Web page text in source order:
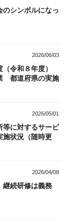
のシンボルになっ
2026/06/03
（令和８年度）
都道府県の実施
2026/05/01
等に対するサービ
状況（随時更
2026/04/08
続研修は義務